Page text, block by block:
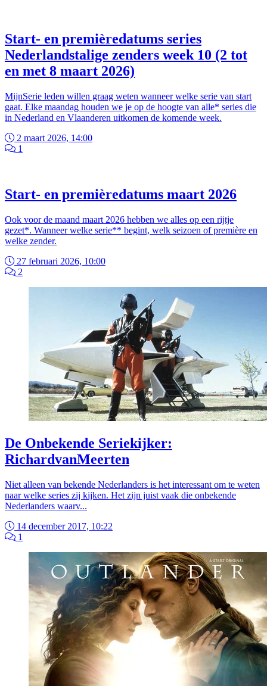
Start- en premièredatums series
Nederlandstalige zenders week 10 (2 tot
en met 8 maart 2026)
MijnSerie leden willen graag weten wanneer welke serie van start
gaat. Elke maandag houden we je op de hoogte van alle* series die
in Nederland en Vlaanderen uitkomen de komende week.
2 maart 2026, 14:00
1
Start- en premièredatums maart 2026
Ook voor de maand maart 2026 hebben we alles op een rijtje
gezet*. Wanneer welke serie** begint, welk seizoen of première en
welke zender.
27 februari 2026, 10:00
2
De Onbekende Seriekijker:
RichardvanMeerten
Niet alleen van bekende Nederlanders is het interessant om te weten
naar welke series zij kijken. Het zijn juist vaak die onbekende
Nederlanders waarv...
14 december 2017, 10:22
1